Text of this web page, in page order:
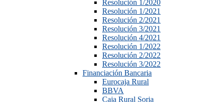
Resolución 1/2020
Resolución 1/2021
Resolución 2/2021
Resolución 3/2021
Resolución 4/2021
Resolución 1/2022
Resolución 2/2022
Resolución 3/2022
Financiación Bancaria
Eurocaja Rural
BBVA
Caja Rural Soria